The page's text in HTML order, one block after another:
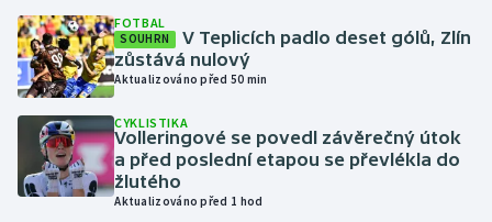
Jezdectví
Judo
Krasobruslení
Lezení
FOTBAL
SOUHRN
V Teplicích padlo deset gólů, Zlín
zůstává nulový
Aktualizováno před 50 min
CYKLISTIKA
Volleringové se povedl závěrečný útok
a před poslední etapou se převlékla do
žlutého
Aktualizováno před 1 hod